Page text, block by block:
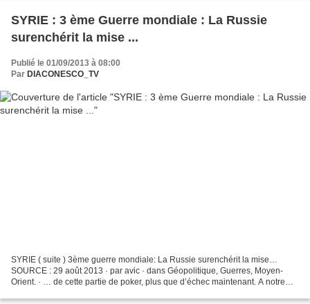
SYRIE : 3 ème Guerre mondiale : La Russie
surenchérit la mise ...
Publié le 01/09/2013 à 08:00
Par DIACONESCO_TV
SYRIE ( suite ) 3ème guerre mondiale: La Russie surenchérit la mise…
SOURCE : 29 août 2013 · par avic · dans Géopolitique, Guerres, Moyen-
Orient. · … de cette partie de poker, plus que d’échec maintenant. A notre